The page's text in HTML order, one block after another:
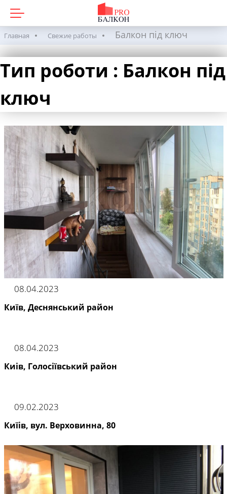
Главная Свежие работы Балкон під ключ
Тип роботи : Балкон під
ключ
08.04.2023
Київ, Деснянський район
08.04.2023
Киів, Голосіївський район
09.02.2023
Киїів, вул. Верховинна, 80